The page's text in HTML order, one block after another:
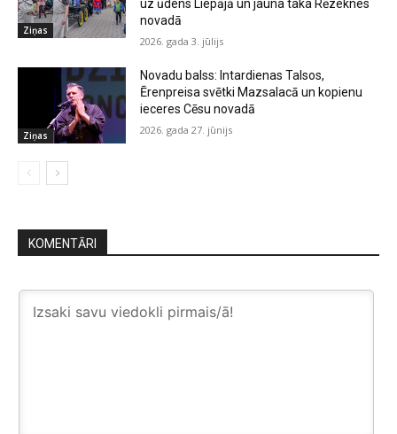
Ziņas
uz ūdens Liepājā un jauna taka Rēzeknes
novadā
2026. gada 3. jūlijs
Ziņas
Novadu balss: Intardienas Talsos,
Ērenpreisa svētki Mazsalacā un kopienu
ieceres Cēsu novadā
2026. gada 27. jūnijs
KOMENTĀRI